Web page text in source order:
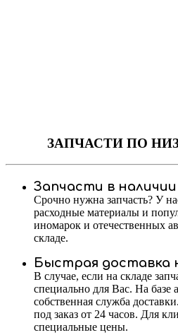
ЗАПЧАСТИПО
Запчасти в наличии
Срочно нужна запчасть? У
расходные материалы и
иномарок и отечественных
складе.
Быстрая доставка
В случае, если на складе
специально для Вас. На базе
собственная служба
под заказ от 24 часов. Для
специальные цены.